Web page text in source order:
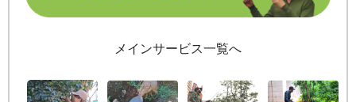
メインサービス一覧へ